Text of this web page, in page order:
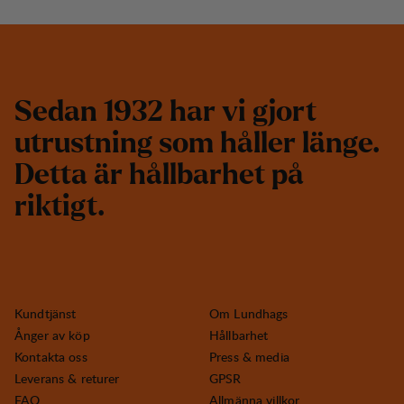
Sedan 1932 har vi gjort
utrustning som håller länge.
Detta är hållbarhet på
riktigt.
Kundtjänst
Ånger av köp
Kontakta oss
Leverans & returer
FAQ
Om Lundhags
Hållbarhet
Press & media
GPSR
Allmänna villkor